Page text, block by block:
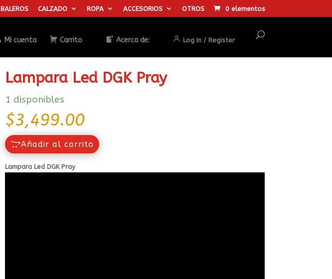
BALEROS CALZADO ROPA ACCESORIOS OTROS 0 elementos
Mi cuenta Carrito Acerca de: Log In / Register
Búsqueda
Lampara Led DGK Pray
1 disponibles
$3,499.00
Añadir al carrito
Lampara Led DGK Pray